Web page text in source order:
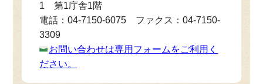
1 第1庁舎1階
電話：04-7150-6075 ファクス：04-7150-
3309
お問い合わせは専用フォームをご利用く
ださい。